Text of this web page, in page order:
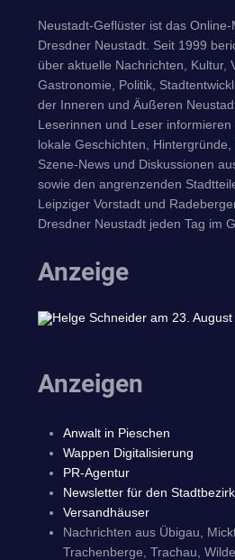
Neustadt-Geflüster ist das
Dresdner Neustadt. Seit 1999
über aktuelle Nachrichten, Kultur,
Gastronomie, Politik,
der Inneren und Äußeren
Leserinnen und Leser
lokale Geschichten, Hintergründe,
Szene-News und Diskussionen
sowie den angrenzenden
Leipziger Vorstadt und
Dresdner Neustadt jeden Tag im
Anzeige
Anzeigen
Anwalt in Pieschen
Wappen Digitalisierung
PR-Agentur
Newsletter für den
Versandhäuser
Nachrichten aus Übigau,
Trachenberge, Trachau,